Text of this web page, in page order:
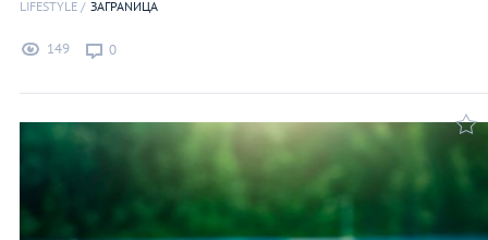
LIFESTYLE ЗАГРАNИЦА
149 0